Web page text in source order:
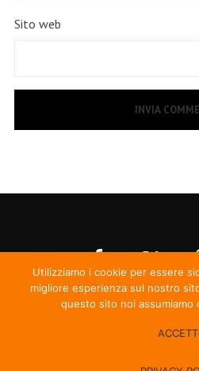
Sito web
Utilizziamo i cookie per essere
migliore esperienza sul nostro
questo sito noi assumiamo